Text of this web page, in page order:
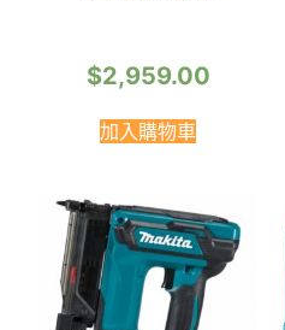
$2,959.00
加入購物車